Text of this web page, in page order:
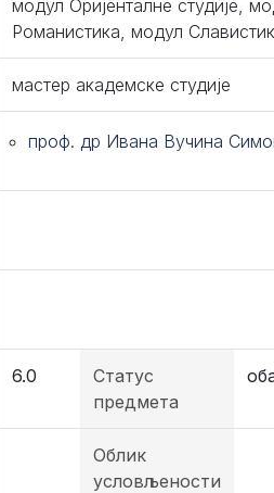
модул Оријенталне студије,
Романистика, модул
мастер академске студије
проф. др Ивана Вучина
6.0
Статус
предмета
Облик
условљености